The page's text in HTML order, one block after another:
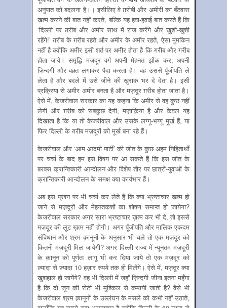
अनुपात को बदलना है।। इसीलिए वे ग़रीबी और अमीरी का बँटवारा
ख़त्म करने की बात नहीं करते, बल्कि यह हवा-हवाई बात करते हैं कि
‘दिल्ली पर ग़रीब और अमीर साथ में राज करेंगे और ख़ुशी-ख़ुशी
रहेंगे!’ ग़रीब के ग़रीब रहते और अमीर के अमीर रहते, ऐसा मुमकिन
नहीं है क्योंकि अमीर इसी शर्त पर अमीर होता है कि ग़रीब और ग़रीब
होता जाये। समृद्धि मज़दूर वर्ग अपनी मेहनत झोंक कर, अपनी
ज़िन्दगी और वक़्त लगाकर पैदा करता है। वह उससे पूँजीपति ले
लेता है और बदले में उसे जीने की खुराक भर दे देता है। इसी
प्रक्रिया से अमीर अमीर बनता है और मज़दूर ग़रीब होता जाता है।
ऐसे में, केजरीवाल सरकार का यह कहना कि अमीर से वह कुछ नहीं
लेगी और ग़रीब को सबकुछ देगी, मज़ाक़िया है और केवल यह
दिखाता है कि या तो केजरीवाल और उसके लग्गू-भग्गू मूर्ख हैं, या
फिर दिल्ली के ग़रीब मज़दूरों को मूर्ख बना रहे हैं।
केजरीवाल और ‘आम आदमी पार्टी’ की जीत के कुछ अहम निहितार्थों
पर चर्चा के बाद हम इस विषय पर आ सकते हैं कि इस जीत के
बरक्स क्रान्तिकारी आन्दोलन और विशेष तौर पर छात्रों-युवाओं के
क्रान्तिकारी आन्दोलन के समक्ष क्या कार्यभार हैं।
अब इस प्रश्न पर भी चर्चा कर लेते हैं कि क्या भ्रष्टाचार ख़त्म हो
जाने से मज़दूरों और मेहनतकशों का शोषण समाप्त हो जायेगा?
केजरीवाल सरकार अगर सारा भ्रष्टाचार ख़त्म कर भी दे, तो इससे
मज़दूर की लूट ख़त्म नहीं होगी। अगर पूँजीपति और मालिक एकदम
संविधान और श्रम क़ानूनों के अनुसार भी चले तो एक मज़दूर को
कितनी मज़दूरी मिल जायेगी? अगर दिल्ली राज्य में न्यूनतम मज़दूरी
के क़ानून को पूर्णतः लागू भी कर दिया जाये तो एक मज़दूर को
ज़्यादा से ज़्यादा 10 हज़ार रुपये तक ही मिलेंगे। ऐसे में, मज़दूर क्या
ख़ुशहाल हो जायेंगे? वह भी दिल्ली में जहाँ ज़िन्दगी जीना इतना महँगा
है कि दो जून की रोटी भी मुश्किल से कमायी जाती है? वैसे भी
केजरीवाल श्रम क़ानूनों के उल्लंघन के मसले को कभी नहीं उठाते,